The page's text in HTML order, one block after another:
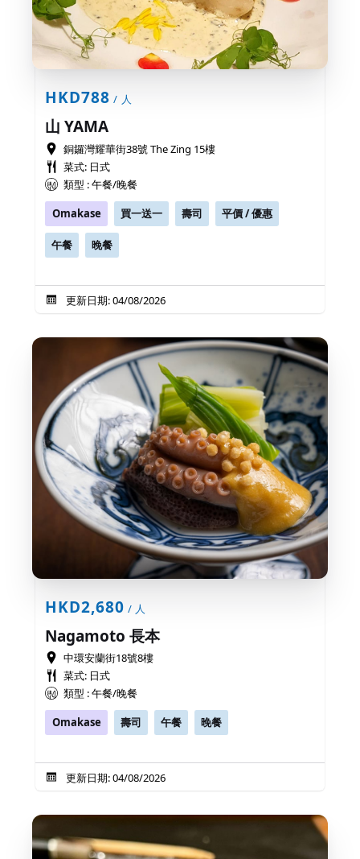
HKD788 / 人
山 YAMA
銅鑼灣耀華街38號 The Zing 15樓
菜式: 日式
類型 : 午餐/晚餐
Omakase
買一送一 壽司 平價 / 優惠
午餐 晚餐
更新日期: 04/08/2026
HKD2,680 / 人
Nagamoto 長本
中環安蘭街18號8樓
菜式: 日式
類型 : 午餐/晚餐
Omakase
壽司 午餐 晚餐
更新日期: 04/08/2026